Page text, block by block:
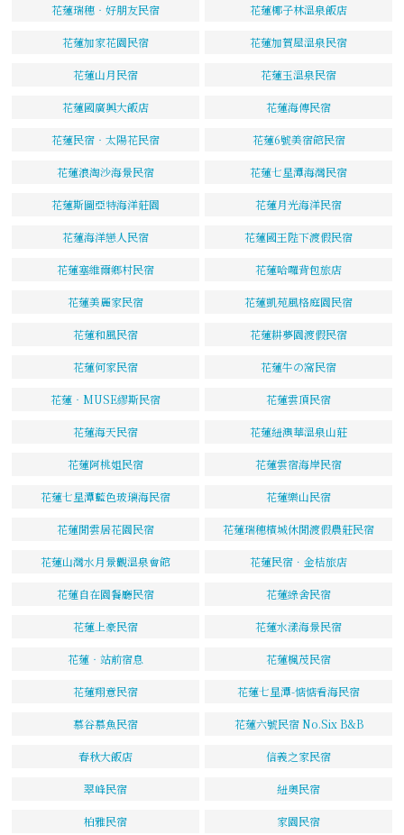
花蓮瑞穗‧好朋友民宿 花蓮椰子林溫泉飯店
花蓮加家花園民宿 花蓮加賀屋溫泉民宿
花蓮山月民宿 花蓮玉溫泉民宿
花蓮國廣興大飯店 花蓮海傳民宿
花蓮民宿‧太陽花民宿 花蓮6號美宿館民宿
花蓮浪淘沙海景民宿 花蓮七星潭海灣民宿
花蓮斯圖亞特海洋莊園 花蓮月光海洋民宿
花蓮海洋戀人民宿 花蓮國王陛下渡假民宿
花蓮塞維爾鄉村民宿 花蓮哈囉背包旅店
花蓮美麗家民宿 花蓮凱苑風格庭園民宿
花蓮和風民宿 花蓮耕夢園渡假民宿
花蓮何家民宿 花蓮牛の窩民宿
花蓮‧MUSE繆斯民宿 花蓮雲頂民宿
花蓮海天民宿 花蓮紐澳華溫泉山莊
花蓮阿桃姐民宿 花蓮雲宿海岸民宿
花蓮七星潭藍色玻璃海民宿 花蓮樂山民宿
花蓮閒雲居花園民宿 花蓮瑞穗檳城休閒渡假農莊民宿
花蓮山灣水月景觀溫泉會館 花蓮民宿．金桔旅店
花蓮自在園餐廳民宿 花蓮綠舍民宿
花蓮上豪民宿 花蓮水漾海景民宿
花蓮‧站前宿息 花蓮楓茂民宿
花蓮翔意民宿 花蓮七星潭-惦惦看海民宿
慕谷慕魚民宿 花蓮六號民宿 No.Six B&B
春秋大飯店 信義之家民宿
翠峰民宿 紐奧民宿
柏雅民宿 家園民宿